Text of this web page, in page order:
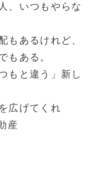
、いつもやらな
もあるけれど、
もある。
もと違う」新し
広げてくれ
産